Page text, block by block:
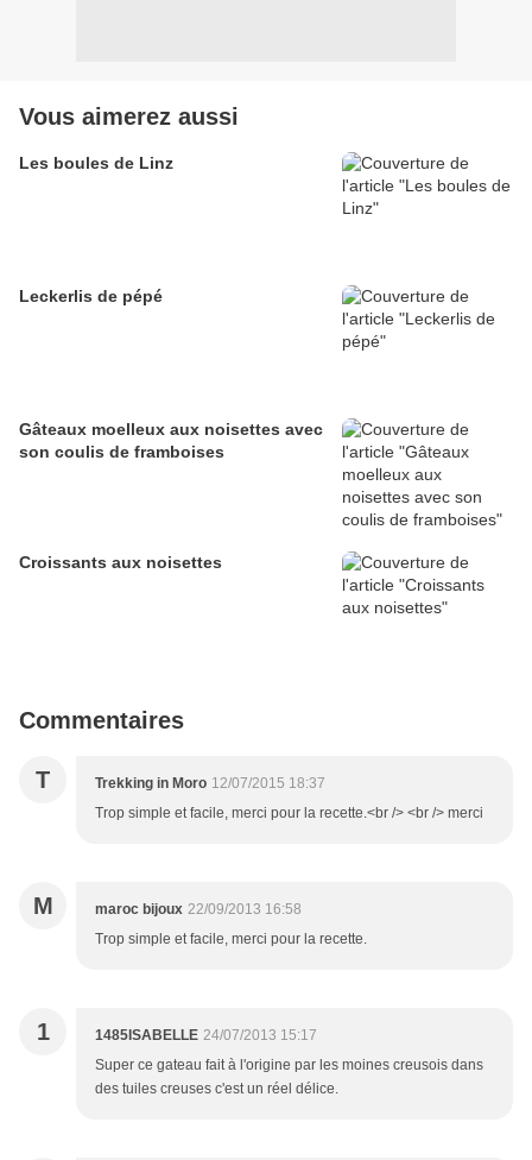
Vous aimerez aussi
Les boules de Linz
Leckerlis de pépé
Gâteaux moelleux aux noisettes avec
son coulis de framboises
Croissants aux noisettes
Commentaires
T Trekking in Moro 12/07/2015 18:37
Trop simple et facile, merci pour la recette.<br /> <br /> merci
M maroc bijoux 22/09/2013 16:58
Trop simple et facile, merci pour la recette.
1 1485ISABELLE 24/07/2013 15:17
Super ce gateau fait à l'origine par les moines creusois dans
des tuiles creuses c'est un réel délice.